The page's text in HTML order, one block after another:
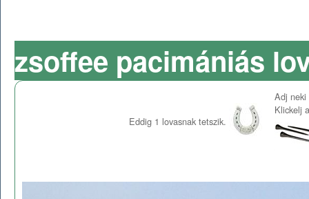
zsoffee pacimániás
Eddig 1 lovasnak tetszik.
Adj
Klickelj